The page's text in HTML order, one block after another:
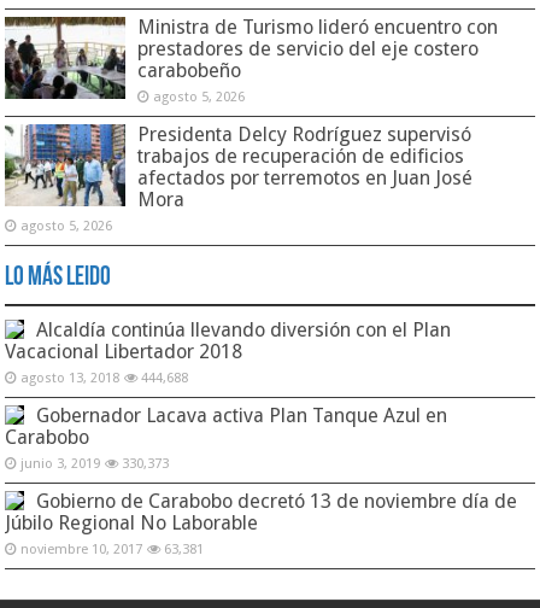
Ministra de Turismo lideró encuentro con
prestadores de servicio del eje costero
carabobeño
agosto 5, 2026
Presidenta Delcy Rodríguez supervisó
trabajos de recuperación de edificios
afectados por terremotos en Juan José
Mora
agosto 5, 2026
Lo Más Leido
Alcaldía continúa llevando diversión con el Plan
Vacacional Libertador 2018
agosto 13, 2018 444,688
Gobernador Lacava activa Plan Tanque Azul en
Carabobo
junio 3, 2019 330,373
Gobierno de Carabobo decretó 13 de noviembre día de
Júbilo Regional No Laborable
noviembre 10, 2017 63,381